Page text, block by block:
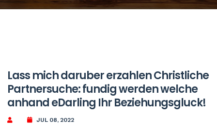
Lass mich daruber erzahlen Christliche
Partnersuche: fundig werden welche
anhand eDarling Ihr Beziehungsgluck!
JUL 08, 2022